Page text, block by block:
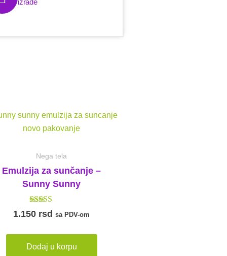
Nega tela
Emulzija za sunčanje –
Sunny Sunny
Ocenjeno sa
5.00
1.150 rsd sa PDV-om
Dodaj u korpu